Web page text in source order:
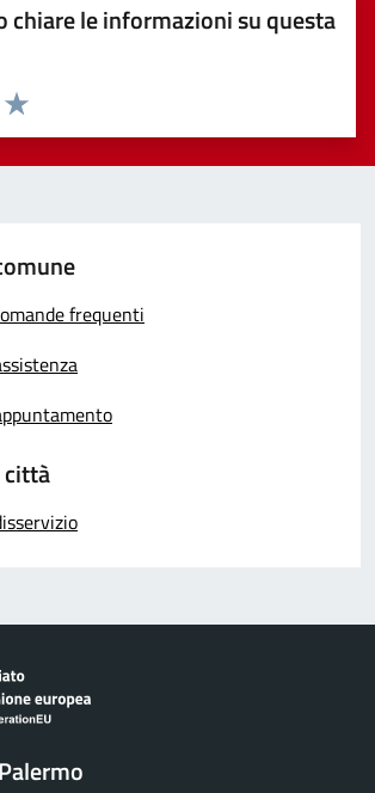
chiare le informazioni su questa
Valuta 5 stelle su 5
4 stelle su 5
stelle su 5
su 5
5
frequenti
città